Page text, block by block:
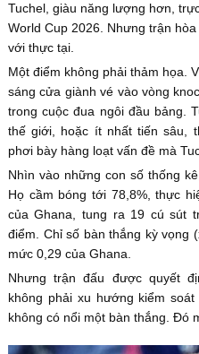
Tuchel, giàu năng lượng hơn,
World Cup 2026. Nhưng trận
với thực tại.
Một điểm không phải thảm họa.
sáng cửa giành vé vào vòng
trong cuộc đua ngôi đầu bảng.
thế giới, hoặc ít nhất tiến sâu,
phơi bày hàng loạt vấn đề mà
Nhìn vào những con số thống
Họ cầm bóng tới 78,8%, thực
của Ghana, tung ra 19 cú sút
điểm. Chỉ số bàn thắng kỳ vọng
mức 0,29 của Ghana.
Nhưng trận đấu được quyết
không phải xu hướng kiểm
không có nổi một bàn thắng. Đó